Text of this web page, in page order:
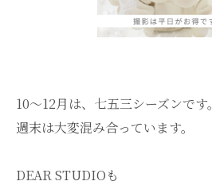
10～12月は、七五三シーズンです。
週末は大変混み合っています。
DEAR STUDIOも